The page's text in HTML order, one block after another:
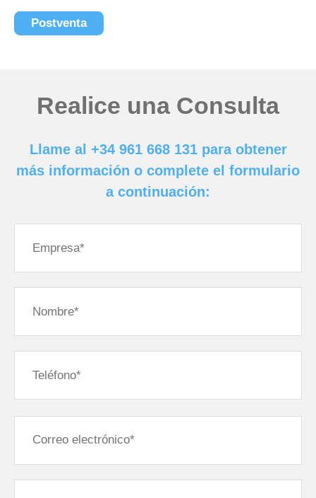
Postventa
Realice una Consulta
Llame al +34 961 668 131 para obtener
más información o complete el formulario
a continuación: